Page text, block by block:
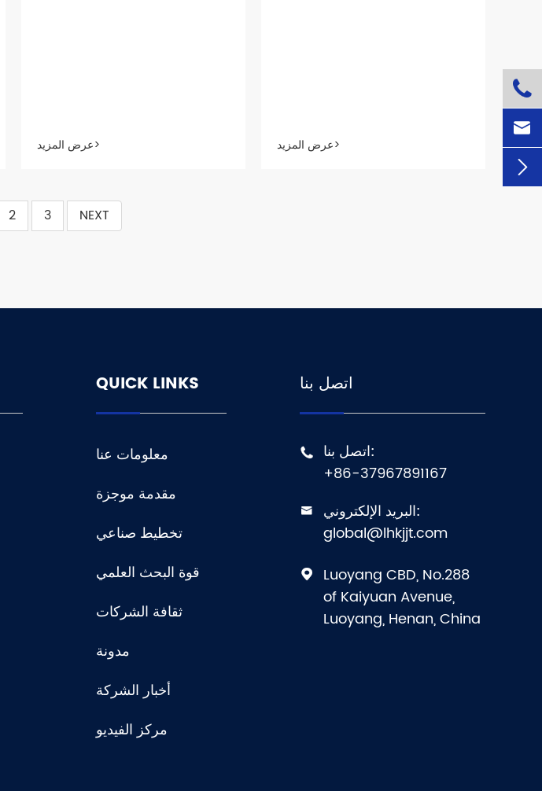
عرض المزيد> عرض المزيد>
2 3 NEXT
QUICK LINKS
معلومات عنا
مقدمة موجزة
تخطيط صناعي
قوة البحث العلمي
ثقافة الشركات
مدونة
أخبار الشركة
مركز الفيديو
اتصل بنا

اتصل بنا:
+86-37967891167

البريد الإلكتروني:
global@lhkjjt.com

Luoyang CBD, No.288
of Kaiyuan Avenue,
Luoyang, Henan, China


